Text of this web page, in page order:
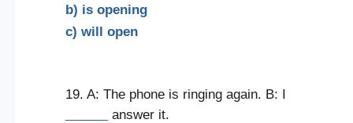
b) is opening
c) will open
19. A: The phone is ringing again. B: I
answer it.